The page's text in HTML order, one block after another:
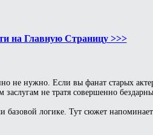
на Главную Страницу >>>
не нужно. Если вы фанат старых
не тратя совершенно
логике. Тут сюжет напоминает